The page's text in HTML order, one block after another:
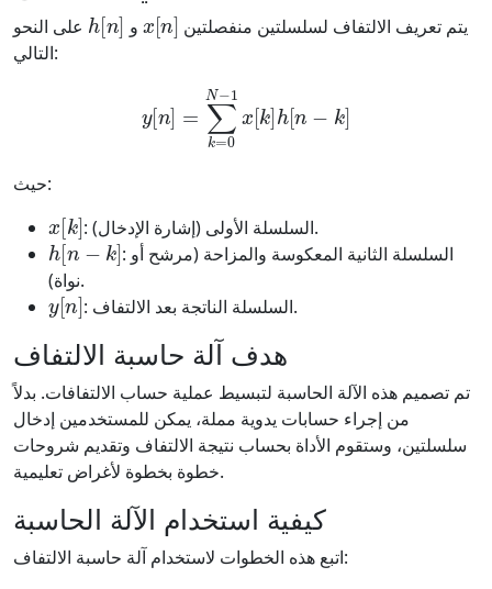
يتم تعريف الالتفاف لسلسلتين منفصلتين
x [n ]
و
h [ n]
على النحو
التالي:
=0N
حيث:
[k]
: السلسلة الأولى (إشارة الإدخال). h[n−k]
: السلسلة الثانية المعكوسة والمزاحة (مرشح أو
نواة).
y[n]
: السلسلة الناتجة بعد الالتفاف.
هدف آلة حاسبة الالتفاف
تم تصميم هذه الآلة الحاسبة لتبسيط عملية حساب الالتفافات. بدلاً
من إجراء حسابات يدوية مملة، يمكن للمستخدمين إدخال
سلسلتين، وستقوم الأداة بحساب نتيجة الالتفاف وتقديم شروحات
خطوة بخطوة لأغراض تعليمية.
كيفية استخدام الآلة الحاسبة
اتبع هذه الخطوات لاستخدام آلة حاسبة الالتفاف: